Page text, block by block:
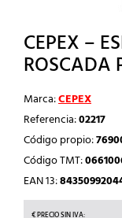
CEPEX –
ROSCADA
Marca:CEPEX
Referencia:02217
Código propio:
Código TMT:
EAN 13: